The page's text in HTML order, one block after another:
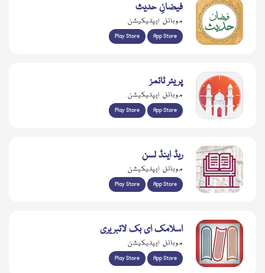
فیضانِ حدیث
موبائل ایپلیکیشن
Play Store App Store
پریئر ٹائمز
موبائل ایپلیکیشن
Play Store App Store
ریڈ اینڈ لسن
موبائل ایپلیکیشن
Play Store App Store
اسلامک ای بک لائبریری
موبائل ایپلیکیشن
Play Store App Store